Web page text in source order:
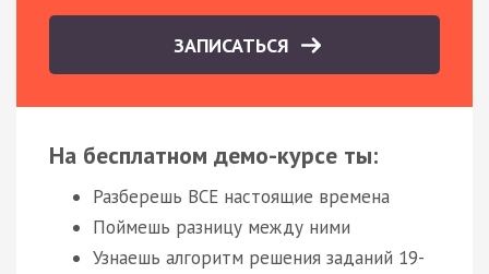
ЗАПИСАТЬСЯ
На бесплатном демо-курсе ты:
Разберешь ВСЕ настоящие времена
Поймешь разницу между ними
Узнаешь алгоритм решения заданий 19-